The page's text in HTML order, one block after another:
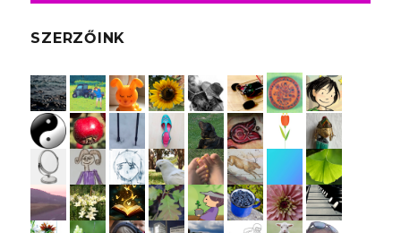
SZERZŐINK